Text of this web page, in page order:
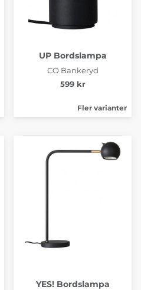
UP Bordslampa
CO Bankeryd
599 kr
Fler varianter
YES! Bordslampa